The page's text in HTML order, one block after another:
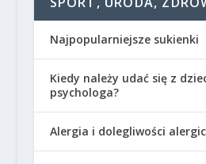
Najpopularniejsze sukienki
Kiedy należy udać się z
psychologa?
Alergia i dolegliwości